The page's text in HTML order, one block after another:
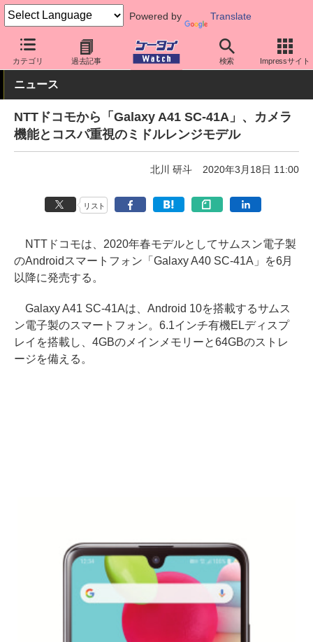
Powered by Translate
カテゴリ 過去記事 検索 Impressサイト
ケータイ Watch キャリア ドコモ
ニュース
NTTドコモから「Galaxy A41 SC-41A」、カメラ
機能とコスパ重視のミドルレンジモデル
北川 研斗 2020年3月18日 11:00
リスト
NTTドコモは、2020年春モデルとしてサムスン電子製
のAndroidスマートフォン「Galaxy A40 SC-41A」を6月
以降に発売する。
Galaxy A41 SC-41Aは、Android 10を搭載するサムス
ン電子製のスマートフォン。6.1インチ有機ELディスプ
レイを搭載し、4GBのメインメモリーと64GBのストレ
ージを備える。